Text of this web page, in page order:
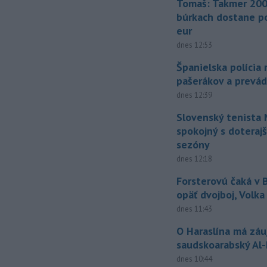
Tomaš: Takmer
búrkach dostane
eur
dnes 12:53
Španielska polícia
pašerákov a
dnes 12:39
Slovenský tenista
spokojný s
sezóny
dnes 12:18
Forsterovú čaká v
opäť dvojboj,
dnes 11:43
O Haraslína má
saudskoarabský
dnes 10:44